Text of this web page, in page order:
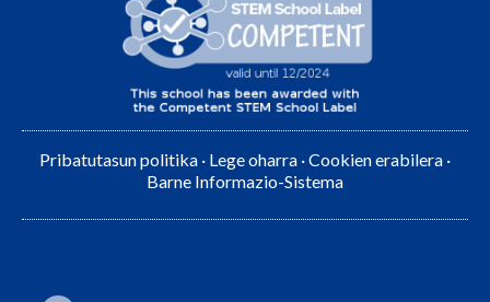
Pribatutasun politika · Lege oharra ·Cookien erabilera ·
Barne Informazio-Sistema